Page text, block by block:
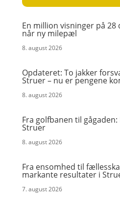
En million visninger på
når ny milepæl
8. august 2026
Opdateret: To jakker
Struer – nu er pengene
8. august 2026
Fra golfbanen til
Struer
8. august 2026
Fra ensomhed til
markante resultater i
7. august 2026